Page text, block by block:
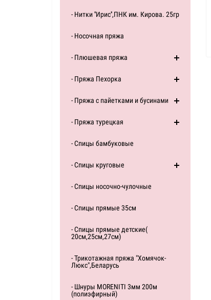
- Нитки ''Ирис'',ПНК им. Кирова. 25гр
- Носочная пряжа
- Плюшевая пряжа
- Пряжа Пехорка
- Пряжа с пайетками и бусинами
- Пряжа турецкая
- Спицы бамбуковые
- Спицы круговые
- Спицы носочно-чулочные
- Спицы прямые 35см
- Спицы прямые детские(
20см,25см,27см)
- Трикотажная пряжа "Хомячок-
Люкс",Беларусь
- Шнуры MORENITI 3мм 200м
(полиэфирный)